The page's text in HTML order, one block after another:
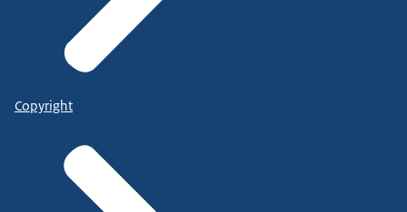
Copyright